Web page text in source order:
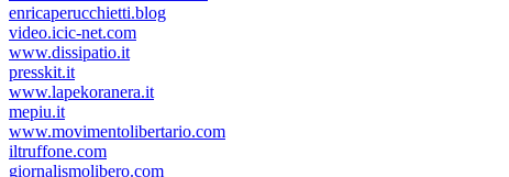
enricaperucchietti.blog
video.icic-net.com
www.dissipatio.it
presskit.it
www.lapekoranera.it
mepiu.it
www.movimentolibertario.com
iltruffone.com
giornalismolibero.com